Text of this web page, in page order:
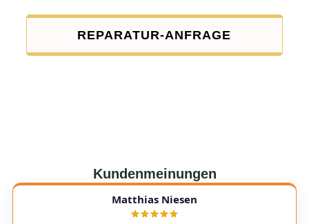
REPARATUR-ANFRAGE
Kundenmeinungen
Matthias Niesen